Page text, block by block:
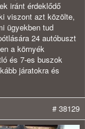
iránt érdeklődő
viszont azt közölte,
ügyekben tud
24 autóbuszt
a környék
és 7-es buszok
járatokra és
# 38129